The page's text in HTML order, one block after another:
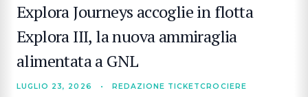
Explora Journeys accoglie in flotta
Explora III, la nuova ammiraglia
alimentata a GNL
LUGLIO 23, 2026 • REDAZIONE TICKETCROCIERE